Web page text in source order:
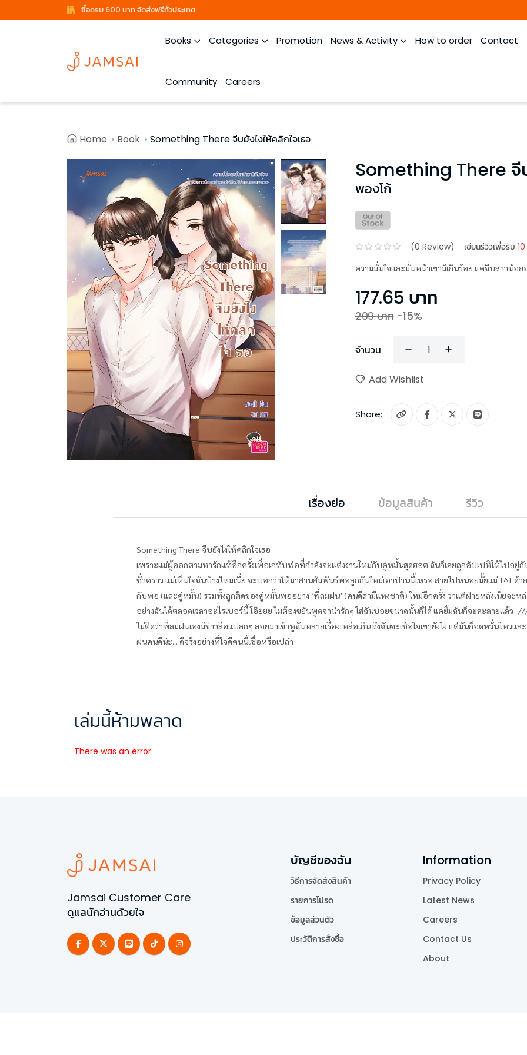
ซื้อครบ 600 บาท จัดส่งฟรีทั่วประเทศ
Books Categories Promotion News & Activity How to order Contact
Community Careers
Home Book Something There จีบยังไงให้คลิกใจเธอ
Something There จีบ
พองโก้
(0 Review) เขียนรีวิวเพื่อรับ
ความมั่นใจและมั่นหน้าเขามีเกินร้อย แค่จีบสาวน้อ
177.65 บาท
209บาท -15%
จำนวน
Add Wishlist
Share:
เรื่องย่อ ข้อมูลสินค้า รีวิว
Something There จีบยังไงให้คลิกใจเธอ
เพราะแม่ผู้ออกตามหารักแท้อีกครั้งเพื่อเกทับพ่อที่กำลังจะแต่งงานใหม่กับคู่หมั้นสุดฮอต ฉันก็เลยถูกอัปเปหิให้ไปอ
ชั่วคราว แม่เห็นใจฉันบ้างไหมเนี่ย จะบอกว่าให้มาสานสัมพันธ์พ่อลูกกันใหม่เอาป่านนี้เหรอ สายไปหน่อยมั้ยแม่ T^T ด้
กับพ่อ (และคู่หมั้น) รวมทั้งลูกติดของคู่หมั้นพ่ออย่าง ‘พี่ลมฝน’ (คนดีสามีแห่งชาติ) ใหม่อีกครั้ง ว่าแต่ฝ่ายหลังเนี่ยจะ
อย่างฉันได้ตลอดเวลาอะไรเบอร์นี้ โอ๊ยยย ไม่ต้องขยันพูดจาน่ารักๆ ใส่ฉันบ่อยขนาดนั้นก็ได้ แค่ยิ้มฉันก็จะละลายแล้ว
ไม่ติดว่าพี่ลมฝนเองมีข่าวลือแปลกๆ ลอยมาเข้าหูฉันหลายเรื่องเหลือเกิน ถึงฉันจะเชื่อใจเขายังไง แต่มันก็อดหวั่นไหว
ฝนคนดีน่ะ... ดีจริงอย่างที่ใจดีคนนี้เชื่อหรือเปล่า
เล่มนี้ห้ามพลาด
There was an error
Jamsai Customer Care
ดูแลนักอ่านด้วยใจ
บัญชีของฉัน
วิธีการจัดส่งสินค้า
รายการโปรด
ข้อมูลส่วนตัว
ประวัติการสั่งซื้อ
Information
Privacy Policy
Latest News
Careers
Contact Us
About